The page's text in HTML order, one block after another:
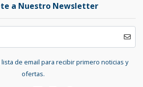
a Nuestro Newsletter
de email para recibir primero noticias y
ofertas.